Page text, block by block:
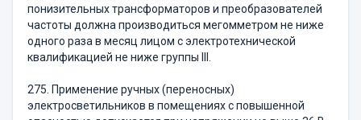
понизительных трансформаторов и преобразователей
частоты должна производиться мегомметром не ниже
одного раза в месяц лицом с электротехнической
квалификацией не ниже группы III.
275. Применение ручных (переносных)
электросветильников в помещениях с повышенной